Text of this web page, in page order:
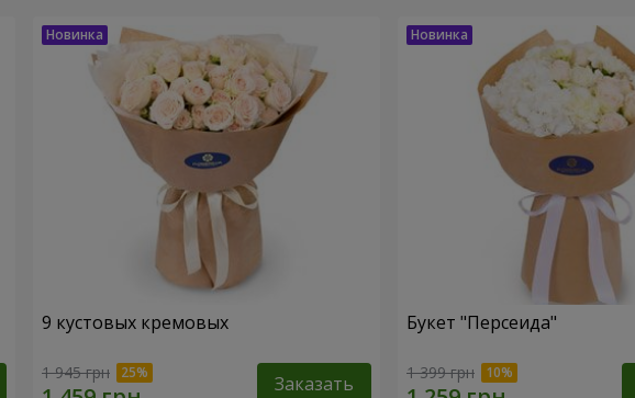
9 кустовых кремовых
1 945 грн Заказать
Букет "Персеида"
1 399 грн